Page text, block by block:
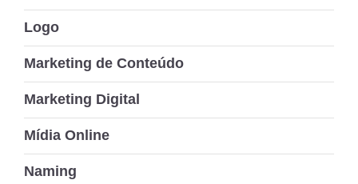
Logo
Marketing de Conteúdo
Marketing Digital
Mídia Online
Naming